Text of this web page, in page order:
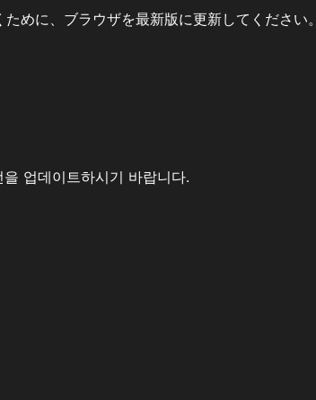
めに、ブラウザを最新版に更新してください。
업데이트하시기 바랍니다.